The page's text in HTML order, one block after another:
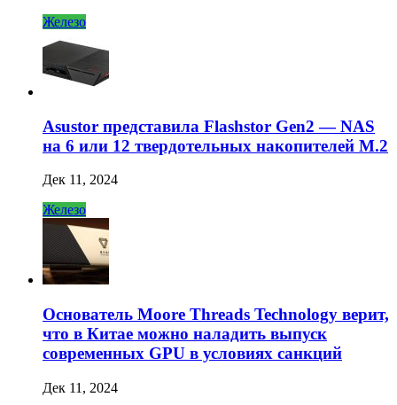
Железо
Asustor представила Flashstor Gen2 — NAS
на 6 или 12 твердотельных накопителей M.2
Дек 11, 2024
Железо
Основатель Moore Threads Technology верит,
что в Китае можно наладить выпуск
современных GPU в условиях санкций
Дек 11, 2024